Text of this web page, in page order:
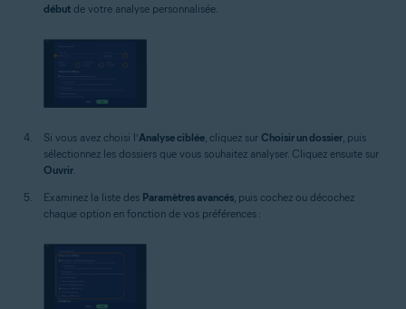
début de votre analyse personnalisée.
Si vous avez choisi l’Analyse ciblée, cliquez sur Choisir un dossier, puis
sélectionnez les dossiers que vous souhaitez analyser. Cliquez ensuite sur
Ouvrir.
Examinez la liste des Paramètres avancés, puis cochez ou décochez
chaque option en fonction de vos préférences :